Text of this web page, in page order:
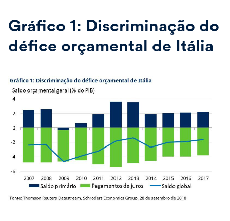
Gráfico 1: Discriminação do
défice orçamental de Itália